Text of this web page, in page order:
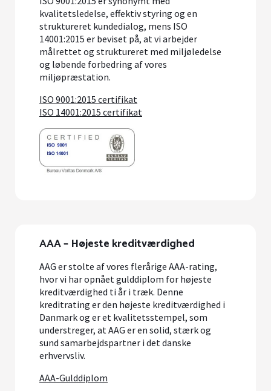
kvalitetsledelse, effektiv styring og en
struktureret kundedialog, mens ISO
14001:2015 er beviset på, at vi arbejder
målrettet og struktureret med miljøledelse
og løbende forbedring af vores
miljøpræstation.
ISO 9001:2015 certifikat
ISO 14001:2015 certifikat
AAA – Højeste kreditværdighed
AAG er stolte af vores flerårige AAA-rating,
hvor vi har opnået gulddiplom for højeste
kreditværdighed ti år i træk. Denne
kreditrating er den højeste kreditværdighed i
Danmark og er et kvalitetsstempel, som
understreger, at AAG er en solid, stærk og
sund samarbejdspartner i det danske
erhvervsliv.
AAA-Gulddiplom